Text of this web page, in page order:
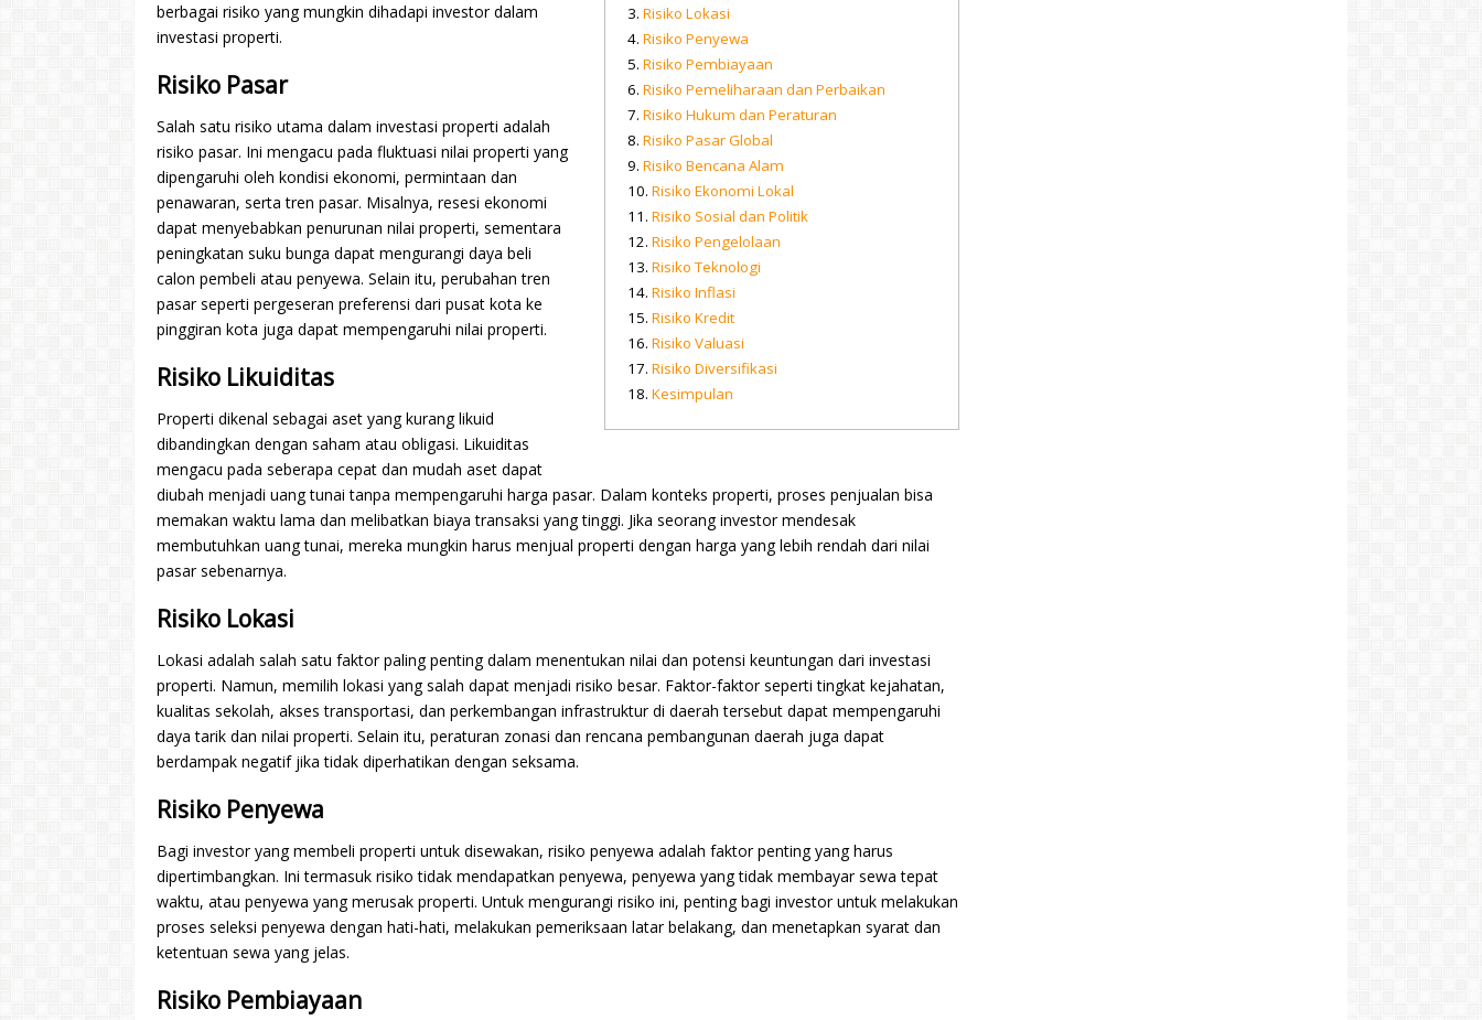
Risiko Lokasi
Risiko Penyewa
Risiko Pembiayaan
Risiko Pemeliharaan dan Perbaikan
Risiko Hukum dan Peraturan
Risiko Pasar Global
Risiko Bencana Alam
Risiko Ekonomi Lokal
Risiko Sosial dan Politik
Risiko Pengelolaan
Risiko Teknologi
Risiko Inflasi
Risiko Kredit
Risiko Valuasi
Risiko Diversifikasi
Kesimpulan
berbagai risiko yang mungkin dihadapi investor dalam
investasi properti.
Risiko Pasar
Salah satu risiko utama dalam investasi properti adalah
risiko pasar. Ini mengacu pada fluktuasi nilai properti yang
dipengaruhi oleh kondisi ekonomi, permintaan dan
penawaran, serta tren pasar. Misalnya, resesi ekonomi
dapat menyebabkan penurunan nilai properti, sementara
peningkatan suku bunga dapat mengurangi daya beli
calon pembeli atau penyewa. Selain itu, perubahan tren
pasar seperti pergeseran preferensi dari pusat kota ke
pinggiran kota juga dapat mempengaruhi nilai properti.
Risiko Likuiditas
Properti dikenal sebagai aset yang kurang likuid
dibandingkan dengan saham atau obligasi. Likuiditas
mengacu pada seberapa cepat dan mudah aset dapat
diubah menjadi uang tunai tanpa mempengaruhi harga pasar. Dalam konteks properti, proses penjualan bisa
memakan waktu lama dan melibatkan biaya transaksi yang tinggi. Jika seorang investor mendesak
membutuhkan uang tunai, mereka mungkin harus menjual properti dengan harga yang lebih rendah dari nilai
pasar sebenarnya.
Risiko Lokasi
Lokasi adalah salah satu faktor paling penting dalam menentukan nilai dan potensi keuntungan dari investasi
properti. Namun, memilih lokasi yang salah dapat menjadi risiko besar. Faktor-faktor seperti tingkat kejahatan,
kualitas sekolah, akses transportasi, dan perkembangan infrastruktur di daerah tersebut dapat mempengaruhi
daya tarik dan nilai properti. Selain itu, peraturan zonasi dan rencana pembangunan daerah juga dapat
berdampak negatif jika tidak diperhatikan dengan seksama.
Risiko Penyewa
Bagi investor yang membeli properti untuk disewakan, risiko penyewa adalah faktor penting yang harus
dipertimbangkan. Ini termasuk risiko tidak mendapatkan penyewa, penyewa yang tidak membayar sewa tepat
waktu, atau penyewa yang merusak properti. Untuk mengurangi risiko ini, penting bagi investor untuk melakukan
proses seleksi penyewa dengan hati-hati, melakukan pemeriksaan latar belakang, dan menetapkan syarat dan
ketentuan sewa yang jelas.
Risiko Pembiayaan